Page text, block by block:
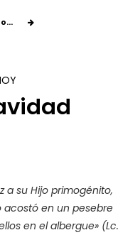
a su Hijo primogénito,
acostó en un pesebre
en el albergue» (Lc.